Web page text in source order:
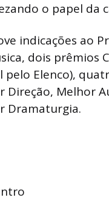
o papel da
indicações ao
dois prêmios
pelo Elenco),
Direção, Melhor
Dramaturgia.